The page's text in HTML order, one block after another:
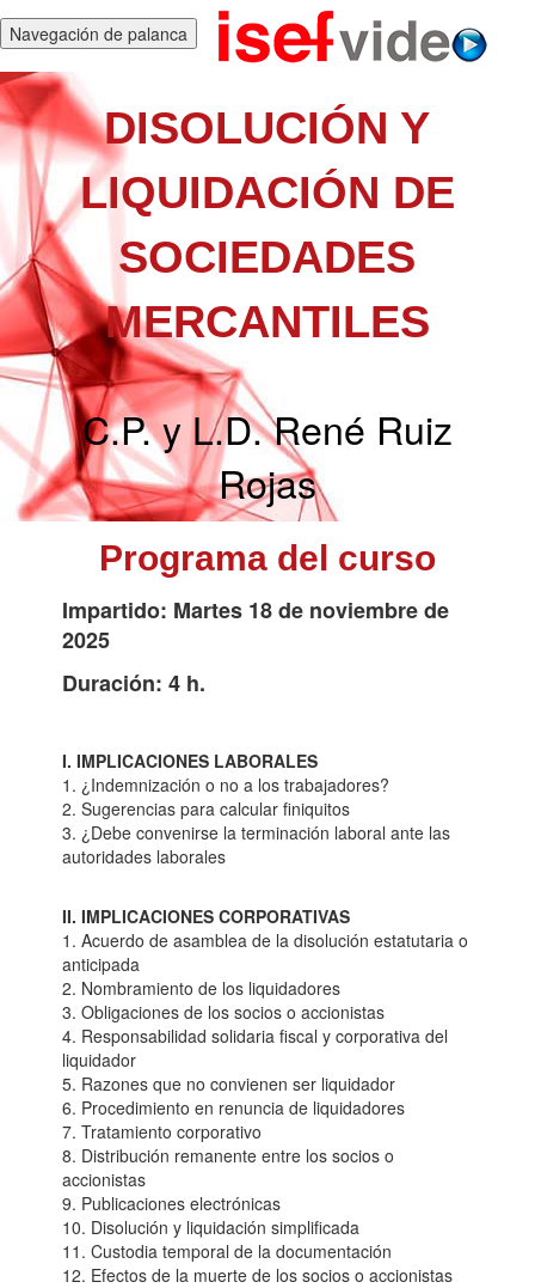
Navegación de palanca
DISOLUCIÓN Y
LIQUIDACIÓN DE
SOCIEDADES
MERCANTILES
C.P. y L.D. René Ruiz
Rojas
Programa del curso
Impartido: Martes 18 de noviembre de
2025
Duración: 4 h.
I. IMPLICACIONES LABORALES
1. ¿Indemnización o no a los trabajadores?
2. Sugerencias para calcular finiquitos
3. ¿Debe convenirse la terminación laboral ante las
autoridades laborales
II. IMPLICACIONES CORPORATIVAS
1. Acuerdo de asamblea de la disolución estatutaria o
anticipada
2. Nombramiento de los liquidadores
3. Obligaciones de los socios o accionistas
4. Responsabilidad solidaria fiscal y corporativa del
liquidador
5. Razones que no convienen ser liquidador
6. Procedimiento en renuncia de liquidadores
7. Tratamiento corporativo
8. Distribución remanente entre los socios o
accionistas
9. Publicaciones electrónicas
10. Disolución y liquidación simplificada
11. Custodia temporal de la documentación
12. Efectos de la muerte de los socios o accionistas